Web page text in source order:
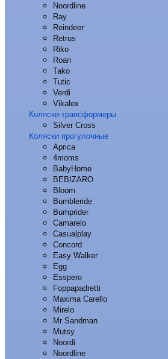
Noordline
Ray
Reindeer
Retrus
Riko
Roan
Tako
Tutic
Verdi
Vikalex
Коляски-трансформеры
Silver Cross
Коляски прогулочные
Aprica
4moms
BabyHome
BEBIZARO
Bloom
Bumbleride
Bumprider
Camarelo
Casualplay
Concord
Easy Walker
Egg
Esspero
Foppapadretti
Maxima Carello
Mirelo
Mr Sandman
Mutsy
Noordi
Noordline